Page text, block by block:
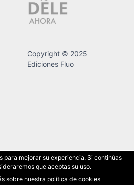
Copyright © 2025
Ediciones Fluo
para mejorar su experiencia. Si continúas
que aceptas su uso.
sobre nuestra política de cookies